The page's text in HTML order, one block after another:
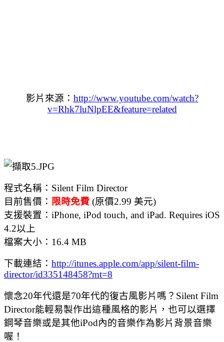
影片來源： http://www.youtube.com/watch?
v=Rhk7luNlpEE&feature=related
程式名稱：Silent Film Director
目前售價： 限時免費 (原價2.99 美元)
支援裝置：iPhone, iPod touch, and iPad. Requires iOS
4.2以上
檔案大小：16.4 MB
下載連結： http://itunes.apple.com/app/silent-film-
director/id335148458?mt=8
懷念20年代還是70年代的復古風影片嗎？Silent Film
Director能輕易製作出這種風格的影片，也可以選擇
鋼琴音樂或是其他iPod內的音樂作為影片背景音樂
喔！